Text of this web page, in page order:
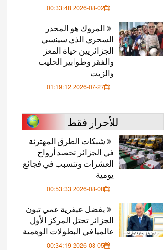
2026-08-02 00:33:48
المروك هو المخدر
السحري الذي سينسي
الجزائريين حياة المعز
والفقر وطوابير الحليب
والزيت
2026-07-27 01:19:12
للأحرار فقط
شبكات الطرق المهترئة
في الجزائر تحصد أرواح
العشرات وتتسبب في فجائع
يومية
2026-08-08 00:53:33
بفضل عبقرية عمي تبون
الجزائر تحتل المركز الأول
عالميا في البطولات الوهمية
2026-08-05 00:34:19